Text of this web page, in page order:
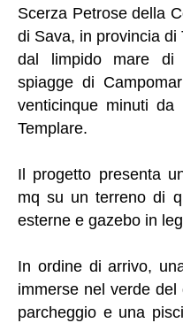
Scerza Petrose della
di Sava, in provincia di
dal limpido mare di
spiagge di
venticinque minuti
Templare.
Il progetto presenta
mq su un terreno di
esterne e gazebo in
In ordine di arrivo,
immerse nel verde del
parcheggio e una